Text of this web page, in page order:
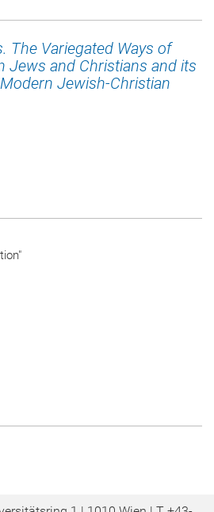
The Variegated Ways of
Jews and Christians and its
Jewish-Christian